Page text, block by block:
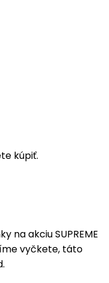
kúpiť.
na akciu SUPREME
vyčkete, táto